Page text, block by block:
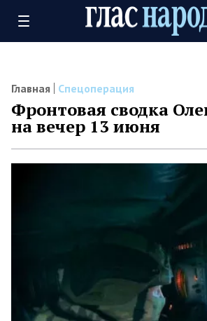
Главная Спецоперация
Фронтовая сводка
на вечер 13 июня